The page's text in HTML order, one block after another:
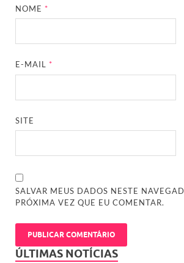
NOME*
E-MAIL*
SITE
SALVAR MEUS DADOS NESTE
PRÓXIMA VEZ QUE EU COMENTAR.
ÚLTIMAS NOTÍCIAS